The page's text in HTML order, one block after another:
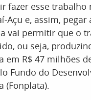
fazer esse trabalho
Açu e, assim, pegar
vai permitir que o
ou seja,
em R$ 47 milhões
Fundo do
(Fonplata).